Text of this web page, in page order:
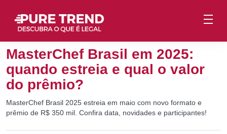
MasterChef Brasil em 2025:
quando estreia e qual o valor
do prêmio?
MasterChef Brasil 2025 estreia em maio com novo formato e
prêmio de R$ 350 mil. Confira data, novidades e participantes!